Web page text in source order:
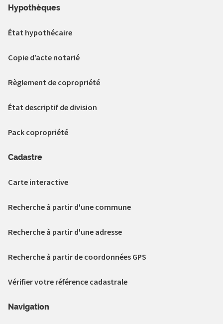
Hypothèques
État hypothécaire
Copie d’acte notarié
Règlement de copropriété
État descriptif de division
Pack copropriété
Cadastre
Carte interactive
Recherche à partir d'une commune
Recherche à partir d'une adresse
Recherche à partir de coordonnées GPS
Vérifier votre référence cadastrale
Navigation